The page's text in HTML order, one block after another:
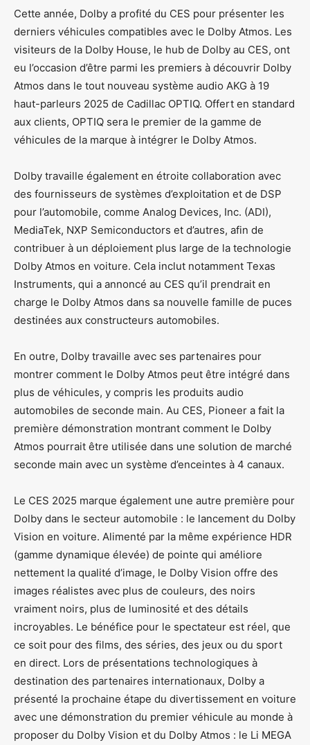
Cette année, Dolby a profité du CES pour présenter les
derniers véhicules compatibles avec le Dolby Atmos. Les
visiteurs de la Dolby House, le hub de Dolby au CES, ont
eu l’occasion d’être parmi les premiers à découvrir Dolby
Atmos dans le tout nouveau système audio AKG à 19
haut-parleurs 2025 de Cadillac OPTIQ. Offert en standard
aux clients, OPTIQ sera le premier de la gamme de
véhicules de la marque à intégrer le Dolby Atmos.
Dolby travaille également en étroite collaboration avec
des fournisseurs de systèmes d’exploitation et de DSP
pour l’automobile, comme Analog Devices, Inc. (ADI),
MediaTek, NXP Semiconductors et d’autres, afin de
contribuer à un déploiement plus large de la technologie
Dolby Atmos en voiture. Cela inclut notamment Texas
Instruments, qui a annoncé au CES qu’il prendrait en
charge le Dolby Atmos dans sa nouvelle famille de puces
destinées aux constructeurs automobiles.
En outre, Dolby travaille avec ses partenaires pour
montrer comment le Dolby Atmos peut être intégré dans
plus de véhicules, y compris les produits audio
automobiles de seconde main. Au CES, Pioneer a fait la
première démonstration montrant comment le Dolby
Atmos pourrait être utilisée dans une solution de marché
seconde main avec un système d’enceintes à 4 canaux.
Le CES 2025 marque également une autre première pour
Dolby dans le secteur automobile : le lancement du Dolby
Vision en voiture. Alimenté par la même expérience HDR
(gamme dynamique élevée) de pointe qui améliore
nettement la qualité d’image, le Dolby Vision offre des
images réalistes avec plus de couleurs, des noirs
vraiment noirs, plus de luminosité et des détails
incroyables. Le bénéfice pour le spectateur est réel, que
ce soit pour des films, des séries, des jeux ou du sport
en direct. Lors de présentations technologiques à
destination des partenaires internationaux, Dolby a
présenté la prochaine étape du divertissement en voiture
avec une démonstration du premier véhicule au monde à
proposer du Dolby Vision et du Dolby Atmos : le Li MEGA